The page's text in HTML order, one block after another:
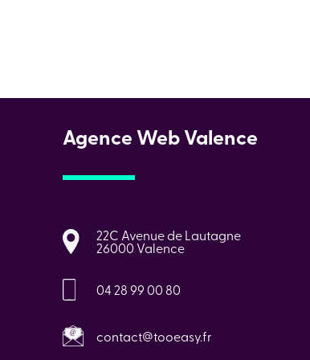
Agence Web Valence
22C Avenue de Lautagne
26000 Valence
04 28 99 00 80
contact@tooeasy.fr